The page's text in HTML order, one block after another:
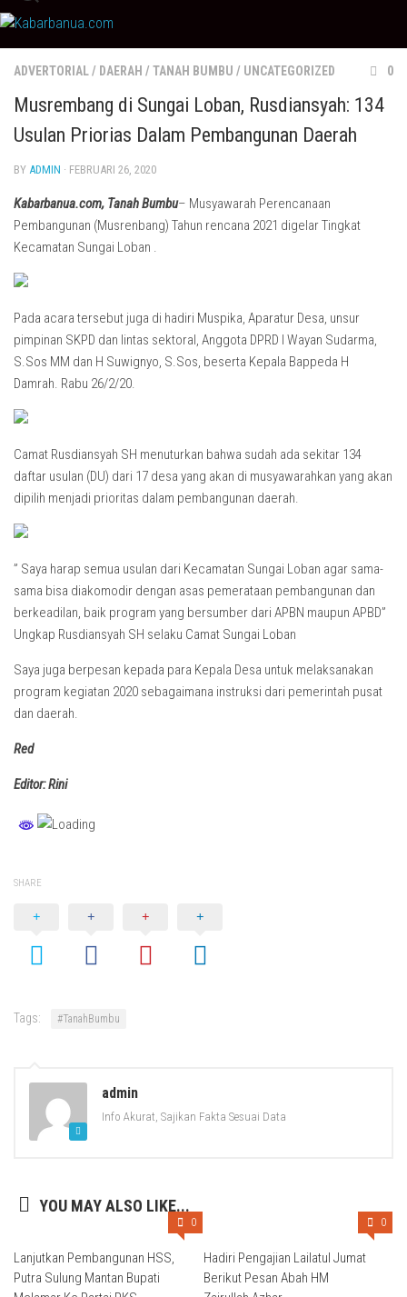
Skip
to
content
ADVERTORIAL/ DAERAH / TANAH BUMBU / UNCATEGORIZED 0
Musrembang di Sungai Loban, Rusdiansyah: 134
Usulan Priorias Dalam Pembangunan Daerah
BY ADMIN · FEBRUARI 26, 2020
Kabarbanua.com, Tanah Bumbu– Musyawarah Perencanaan
Pembangunan (Musrenbang) Tahun rencana 2021 digelar Tingkat
Kecamatan Sungai Loban .
Pada acara tersebut juga di hadiri Muspika, Aparatur Desa, unsur
pimpinan SKPD dan lintas sektoral, Anggota DPRD I Wayan Sudarma,
S.Sos MM dan H Suwignyo, S.Sos, beserta Kepala Bappeda H
Damrah. Rabu 26/2/20.
Camat Rusdiansyah SH menuturkan bahwa sudah ada sekitar 134
daftar usulan (DU) dari 17 desa yang akan di musyawarahkan yang akan
dipilih menjadi prioritas dalam pembangunan daerah.
” Saya harap semua usulan dari Kecamatan Sungai Loban agar sama-
sama bisa diakomodir dengan asas pemerataan pembangunan dan
berkeadilan, baik program yang bersumber dari APBN maupun APBD”
Ungkap Rusdiansyah SH selaku Camat Sungai Loban
Saya juga berpesan kepada para Kepala Desa untuk melaksanakan
program kegiatan 2020 sebagaimana instruksi dari pemerintah pusat
dan daerah.
Red
Editor: Rini
SHARE
Tags: #TanahBumbu
admin
Info Akurat, Sajikan Fakta Sesuai Data
YOU MAY ALSO LIKE...
0
Lanjutkan Pembangunan HSS,
Putra Sulung Mantan Bupati
0
Hadiri Pengajian Lailatul Jumat
Berikut Pesan Abah HM